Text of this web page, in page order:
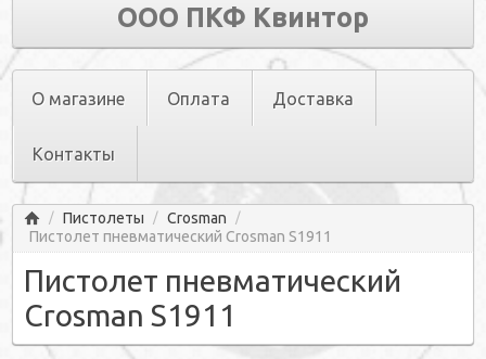
ООО ПКФ Квинтор
О магазине Оплата Доставка
Контакты
Главная
/ Пистолеты / Crosman /
Пистолет пневматический Crosman S1911
Пистолет пневматический
Crosman S1911